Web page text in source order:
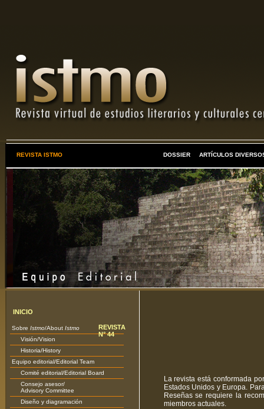
REVISTA ISTMO DOSSIER ARTÍCULOS
INICIO
Sobre Istmo/About Istmo
Visión/Vision
Historia/History
Equipo editorial/Editorial Team
Comité editorial/Editorial Board
Consejo asesor/
Advisory Committee
Diseño y diagramación
REVISTA
N° 44
La revista está conformada
Estados Unidos y Europa.
Reseñas se requiere la
miembros actuales.